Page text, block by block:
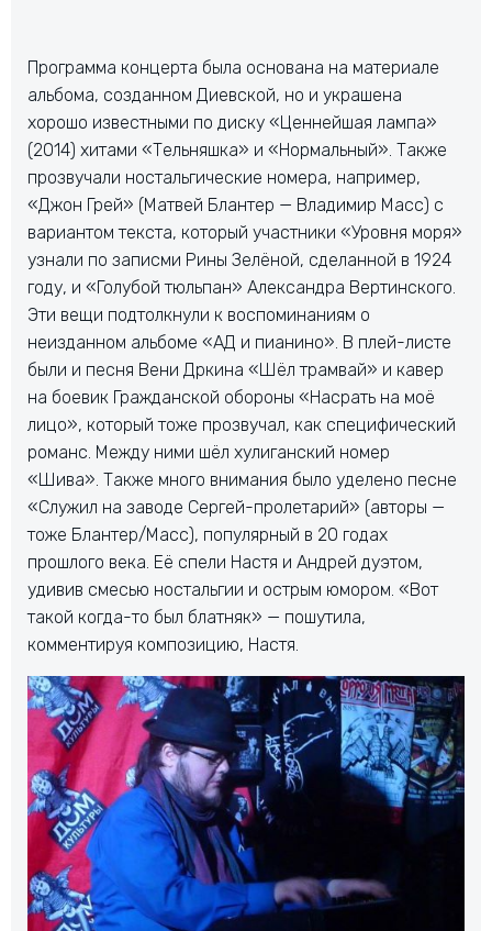
Программа концерта была основана на материале
альбома, созданном Диевской, но и украшена
хорошо известными по диску «Ценнейшая лампа»
(2014) хитами «Тельняшка» и «Нормальный». Также
прозвучали ностальгические номера, например,
«Джон Грей» (Матвей Блантер — Владимир Масс) с
вариантом текста, который участники «Уровня моря»
узнали по записми Рины Зелёной, сделанной в 1924
году, и «Голубой тюльпан» Александра Вертинского.
Эти вещи подтолкнули к воспоминаниям о
неизданном альбоме «АД и пианино». В плей-листе
были и песня Вени Дркина «Шёл трамвай» и кавер
на боевик Гражданской обороны «Насрать на моё
лицо», который тоже прозвучал, как специфический
романс. Между ними шёл хулиганский номер
«Шива». Также много внимания было уделено песне
«Служил на заводе Сергей-пролетарий» (авторы —
тоже Блантер/Масс), популярный в 20 годах
прошлого века. Её спели Настя и Андрей дуэтом,
удивив смесью ностальгии и острым юмором. «Вот
такой когда-то был блатняк» — пошутила,
комментируя композицию, Настя.